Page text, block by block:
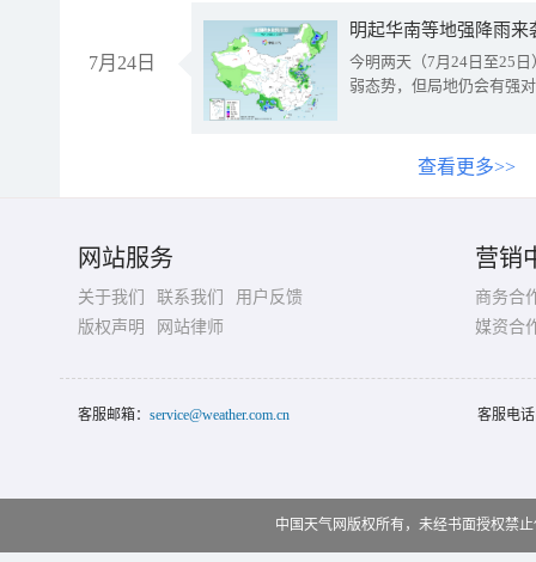
7月24日
明起华南等地强降雨
今明两天（7月24日至25
弱态势，但局地仍会有强
查看更多>>
网站服务
关于我们 联系我们
用户反馈
版权声明
网站律师
营销
商务合
媒资合
客服邮箱： service@weather.com.cn 客服电
中国天气网版权所有，未经书面授权